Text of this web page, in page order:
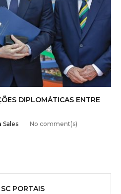
DIPLOMÁTICAS ENTRE
Sales No comment(s)
PORTAIS